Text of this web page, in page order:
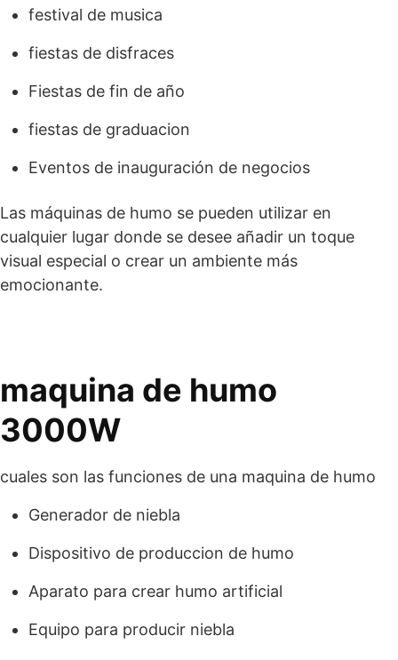
festival de musica
fiestas de disfraces
Fiestas de fin de año
fiestas de graduacion
Eventos de inauguración de negocios
Las máquinas de humo se pueden utilizar en
cualquier lugar donde se desee añadir un toque
visual especial o crear un ambiente más
emocionante.
maquina de humo
3000W
cuales son las funciones de una maquina de humo
Generador de niebla
Dispositivo de produccion de humo
Aparato para crear humo artificial
Equipo para producir niebla